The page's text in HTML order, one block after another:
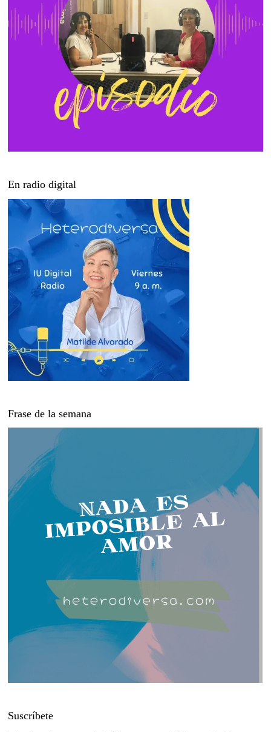
En radio digital
Frase de la semana
Suscríbete